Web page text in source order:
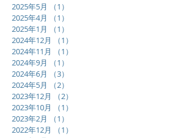
2025年5月 （1）
2025年4月
（1）
2025年1月
（1）
2024年12月
（1）
2024年11月
（1）
2024年9月
（1）
2024年6月
（3）
2024年5月
（2）
2023年12月
（2）
2023年10月
（1）
2023年2月
（1）
2022年12月
（1）